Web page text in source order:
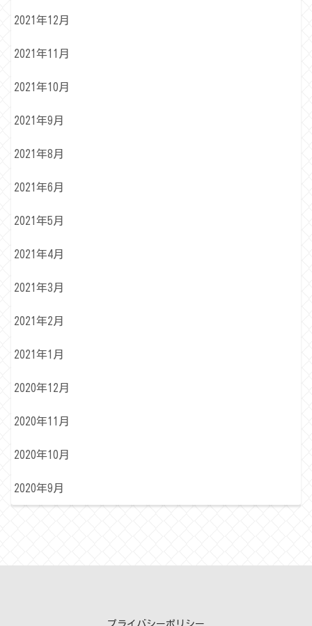
2021年12月
2021年11月
2021年10月
2021年9月
2021年8月
2021年6月
2021年5月
2021年4月
2021年3月
2021年2月
2021年1月
2020年12月
2020年11月
2020年10月
2020年9月
プライバシーポリシー